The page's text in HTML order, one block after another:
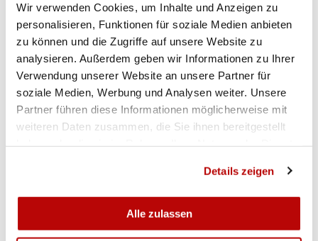
Wir verwenden Cookies, um Inhalte und Anzeigen zu
personalisieren, Funktionen für soziale Medien anbieten
zu können und die Zugriffe auf unsere Website zu
analysieren. Außerdem geben wir Informationen zu Ihrer
Verwendung unserer Website an unsere Partner für
soziale Medien, Werbung und Analysen weiter. Unsere
Partner führen diese Informationen möglicherweise mit
weiteren Daten zusammen, die Sie ihnen bereitgestellt
Details zeigen
Alle zulassen
Sapendo che la strada verso il vertice richiede
tutto agli atleti, Jörg ha sempre visto la persona
dietro l'atleta e ha dato loro il sostegno necessario
nei momenti difficili. Alla fine di aprile, Jörg ha
parlato del suo lavoro nel
«Ungefiltert» . La sua passione per lo sport e i suoi
protagonisti è chiaramente evidente in questo